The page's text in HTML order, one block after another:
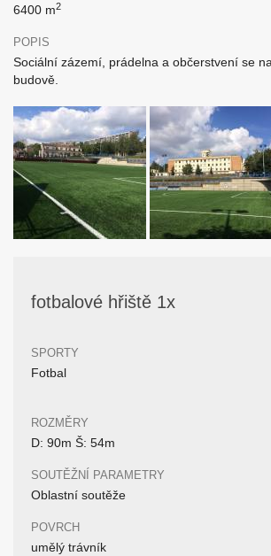
6400 m2
POPIS
Sociální zázemí, prádelna a občerstvení se
budově.
fotbalové hřiště 1x
SPORTY
Fotbal
ROZMĚRY
D: 90m Š: 54m
SOUTĚŽNÍ PARAMETRY
Oblastní soutěže
POVRCH
umělý trávník